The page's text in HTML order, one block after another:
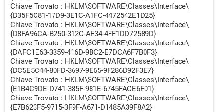
Chiave Trovato : HKLM\SOFTWARE\Classes\Interface\
{D35F5C81-17D9-3E1C-A1FC-4472542E1D25}
Chiave Trovato : HKLM\SOFTWARE\Classes\Interface\
{D8FA96CA-B250-312C-AF34-4FF1DD72589D}
Chiave Trovato : HKLM\SOFTWARE\Classes\Interface\
{DAFC1E63-3359-416D-9BC2-E7DCA6F7B0F3}
Chiave Trovato : HKLM\SOFTWARE\Classes\Interface\
{DC5E5C44-80FD-3697-9E65-9F286D92F3E7}
Chiave Trovato : HKLM\SOFTWARE\Classes\Interface\
{E1B4C9DE-D741-385F-981E-6745FACE6F01}
Chiave Trovato : HKLM\SOFTWARE\Classes\Interface\
{E7B623F5-9715-3F9F-A671-D1485A39F8A2}